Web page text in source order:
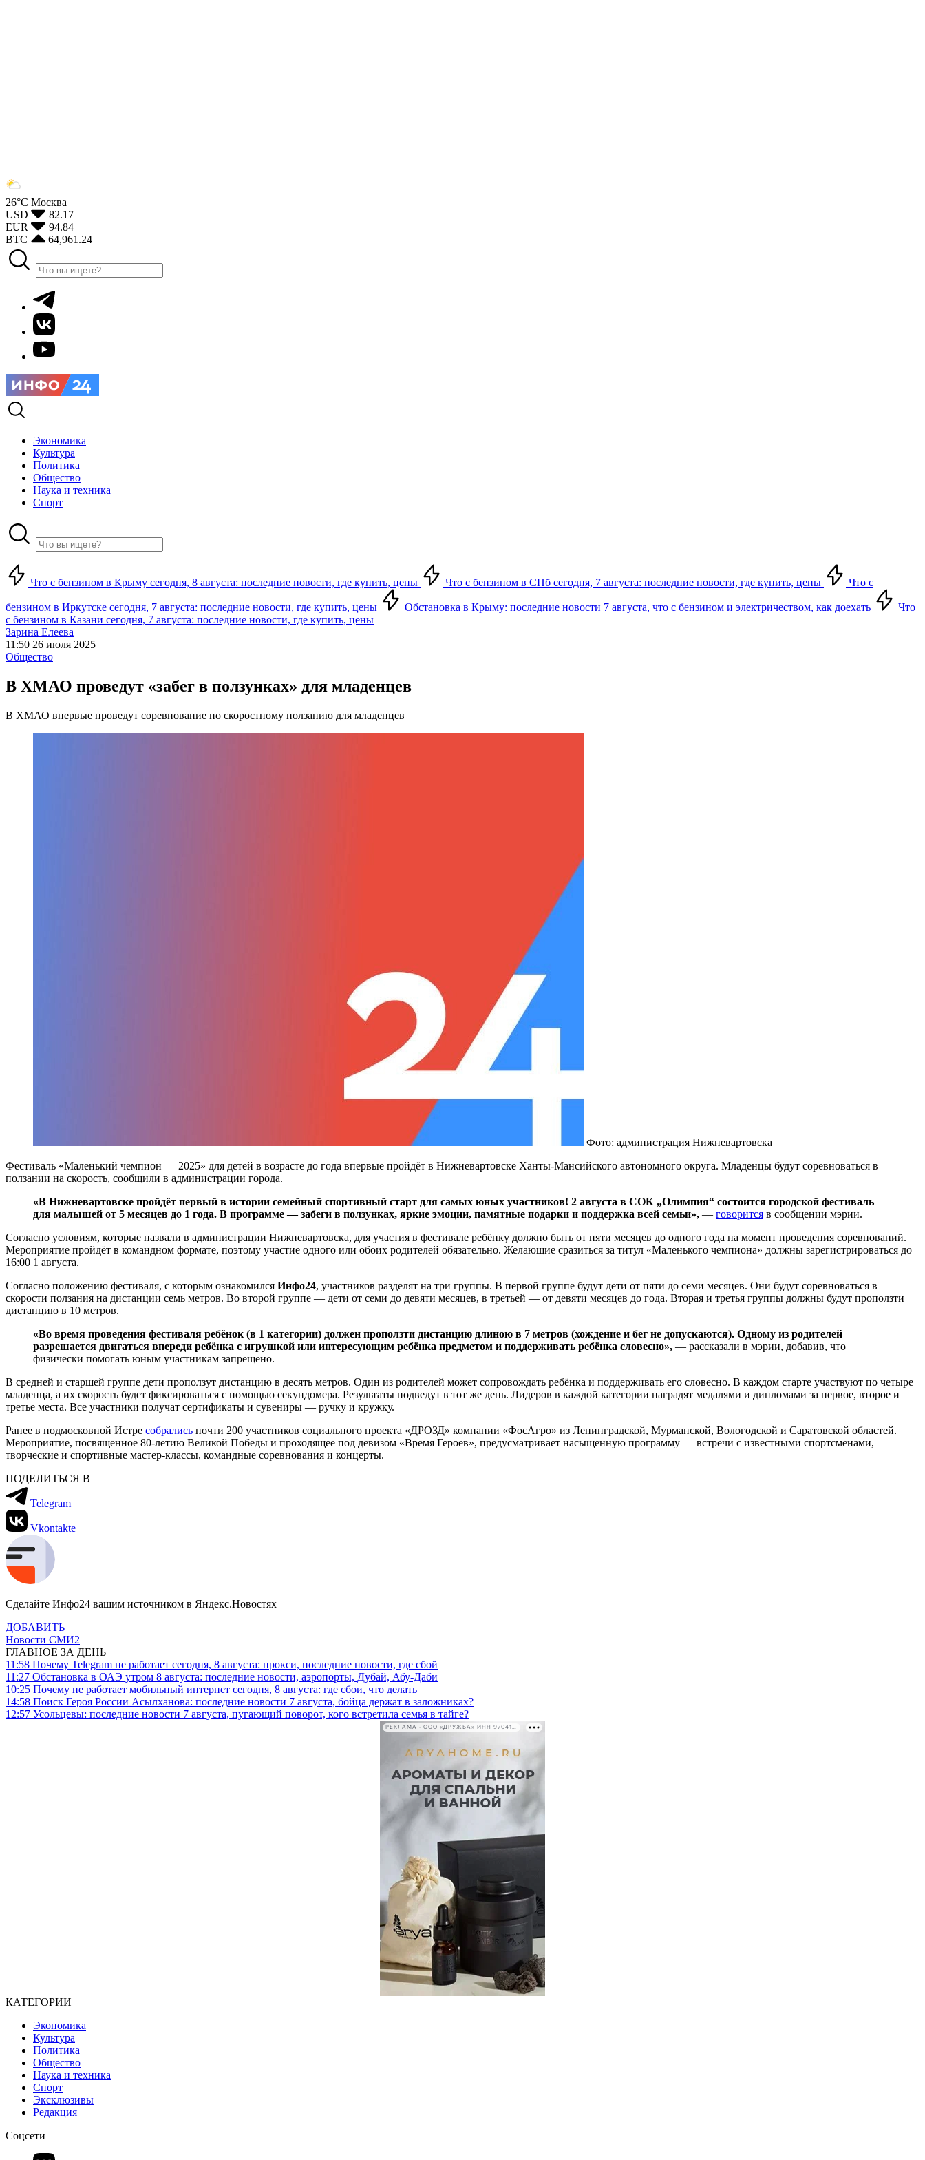
26°С Москва
USD
82.17
EUR
94.84
BTC
64,961.24
Экономика
Культура
Политика
Общество
Наука и техника
Спорт
Что с бензином в Крыму сегодня, 8 августа: последние новости, где купить, цены Что с бензином в СПб сегодня, 7 августа: последние новости, где купить, цены Что с
бензином в Иркутске сегодня, 7 августа: последние новости, где купить, цены Обстановка в Крыму: последние новости 7 августа, что с бензином и электричеством, как доехать
Что
с бензином в Казани сегодня, 7 августа: последние новости, где купить, цены
Зарина Елеева
11:50 26 июля 2025
Общество
В ХМАО проведут «забег в ползунках» для младенцев
В ХМАО впервые проведут соревнование по скоростному ползанию для младенцев
Фото: администрация Нижневартовска
Фестиваль «Маленький чемпион — 2025» для детей в возрасте до года впервые пройдёт в Нижневартовске Ханты-Мансийского автономного округа. Младенцы будут соревноваться в
ползании на скорость, сообщили в администрации города.
«В Нижневартовске пройдёт первый в истории семейный спортивный старт для самых юных участников! 2 августа в СОК „Олимпия“ состоится городской фестиваль
для малышей от 5 месяцев до 1 года. В программе — забеги в ползунках, яркие эмоции, памятные подарки и поддержка всей семьи», — говорится в сообщении мэрии.
Согласно условиям, которые назвали в администрации Нижневартовска, для участия в фестивале ребёнку должно быть от пяти месяцев до одного года на момент проведения соревнований.
Мероприятие пройдёт в командном формате, поэтому участие одного или обоих родителей обязательно. Желающие сразиться за титул «Маленького чемпиона» должны зарегистрироваться до
16:00 1 августа.
Согласно положению фестиваля, с которым ознакомился Инфо24, участников разделят на три группы. В первой группе будут дети от пяти до семи месяцев. Они будут соревноваться в
скорости ползания на дистанции семь метров. Во второй группе — дети от семи до девяти месяцев, в третьей — от девяти месяцев до года. Вторая и третья группы должны будут проползти
дистанцию в 10 метров.
«Во время проведения фестиваля ребёнок (в 1 категории) должен проползти дистанцию длиною в 7 метров (хождение и бег не допускаются). Одному из родителей
разрешается двигаться впереди ребёнка с игрушкой или интересующим ребёнка предметом и поддерживать ребёнка словесно», — рассказали в мэрии, добавив, что
физически помогать юным участникам запрещено.
В средней и старшей группе дети проползут дистанцию в десять метров. Один из родителей может сопровождать ребёнка и поддерживать его словесно. В каждом старте участвуют по четыре
младенца, а их скорость будет фиксироваться с помощью секундомера. Результаты подведут в тот же день. Лидеров в каждой категории наградят медалями и дипломами за первое, второе и
третье места. Все участники получат сертификаты и сувениры — ручку и кружку.
Ранее в подмосковной Истре собрались почти 200 участников социального проекта «ДРОЗД» компании «ФосАгро» из Ленинградской, Мурманской, Вологодской и Саратовской областей.
Мероприятие, посвященное 80-летию Великой Победы и проходящее под девизом «Время Героев», предусматривает насыщенную программу — встречи с известными спортсменами,
творческие и спортивные мастер-классы, командные соревнования и концерты.
ПОДЕЛИТЬСЯ В
Telegram
Vkontakte
Сделайте Инфо24 вашим источником в Яндекс.Новостях
ДОБАВИТЬ
Новости СМИ2
ГЛАВНОЕ ЗА ДЕНЬ
11:58 Почему Telegram не работает сегодня, 8 августа: прокси, последние новости, где сбой
11:27 Обстановка в ОАЭ утром 8 августа: последние новости, аэропорты, Дубай, Абу-Даби
10:25 Почему не работает мобильный интернет сегодня, 8 августа: где сбои, что делать
14:58 Поиск Героя России Асылханова: последние новости 7 августа, бойца держат в заложниках?
12:57 Усольцевы: последние новости 7 августа, пугающий поворот, кого встретила семья в тайге?
РЕКЛАМА • ООО «ДРУЖБА» ИНН 9704146411
КАТЕГОРИИ
Экономика
Культура
Политика
Общество
Наука и техника
Спорт
Эксклюзивы
Редакция
Соцсети